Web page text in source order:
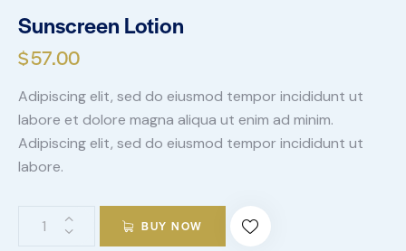
Sunscreen Lotion
$57.00
Adipiscing elit, sed do eiusmod tempor incididunt ut
labore et dolore magna aliqua ut enim ad minim.
Adipiscing elit, sed do eiusmod tempor incididunt ut
labore.
BUY NOW